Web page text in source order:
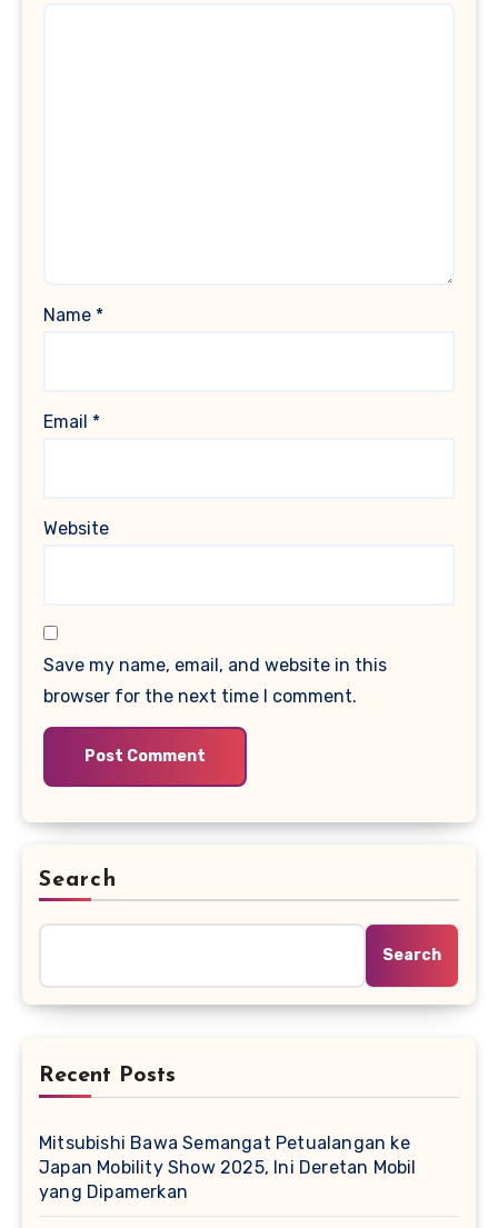
Name *
Email *
Website
Save my name, email, and website in this
browser for the next time I comment.
Search
Search
Recent Posts
Mitsubishi Bawa Semangat Petualangan ke
Japan Mobility Show 2025, Ini Deretan Mobil
yang Dipamerkan